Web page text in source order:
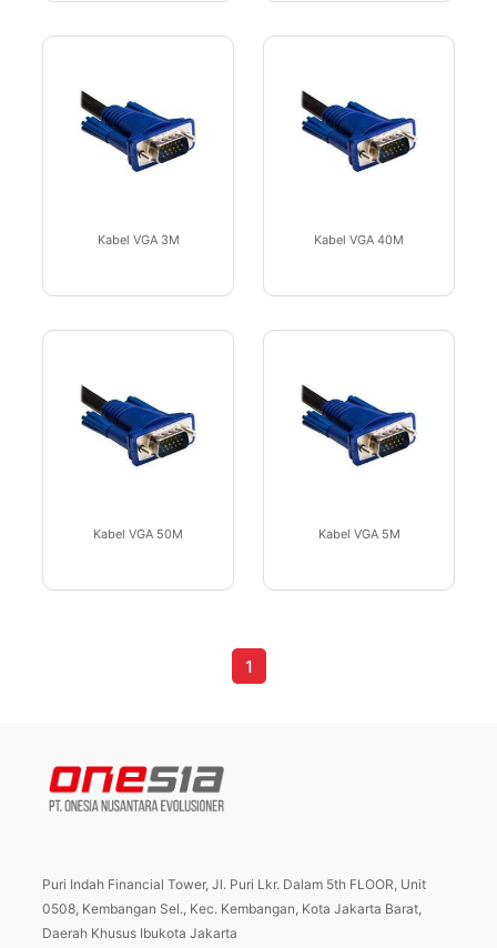
Kabel VGA 3M Kabel VGA 40M
Kabel VGA 50M Kabel VGA 5M
1
Puri Indah Financial Tower, Jl. Puri Lkr. Dalam 5th FLOOR, Unit
0508, Kembangan Sel., Kec. Kembangan, Kota Jakarta Barat,
Daerah Khusus Ibukota Jakarta